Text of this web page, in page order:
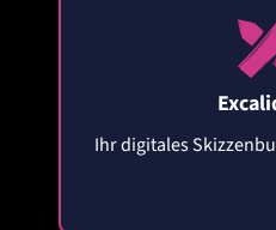
Ihr digitales